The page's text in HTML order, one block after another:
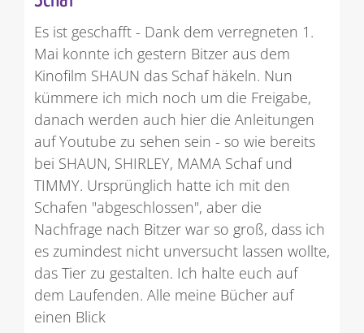
Es ist geschafft - Dank dem verregneten 1.
Mai konnte ich gestern Bitzer aus dem
Kinofilm SHAUN das Schaf häkeln. Nun
kümmere ich mich noch um die Freigabe,
danach werden auch hier die Anleitungen
auf Youtube zu sehen sein - so wie bereits
bei SHAUN, SHIRLEY, MAMA Schaf und
TIMMY. Ursprünglich hatte ich mit den
Schafen "abgeschlossen", aber die
Nachfrage nach Bitzer war so groß, dass ich
es zumindest nicht unversucht lassen wollte,
das Tier zu gestalten. Ich halte euch auf
dem Laufenden. Alle meine Bücher auf
einen Blick